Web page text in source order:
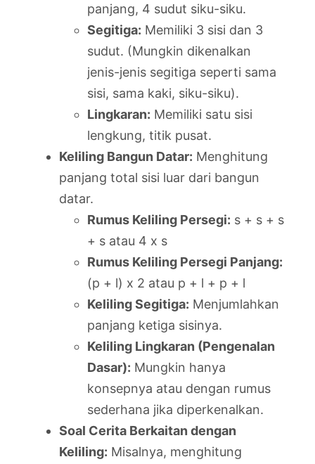
panjang, 4 sudut siku-siku.
Segitiga: Memiliki 3 sisi dan 3
sudut. (Mungkin dikenalkan
jenis-jenis segitiga seperti sama
sisi, sama kaki, siku-siku).
Lingkaran: Memiliki satu sisi
lengkung, titik pusat.
Keliling Bangun Datar: Menghitung
panjang total sisi luar dari bangun
datar.
Rumus Keliling Persegi: s + s + s
+ s atau 4 x s
Rumus Keliling Persegi Panjang:
(p + l) x 2 atau p + l + p + l
Keliling Segitiga: Menjumlahkan
panjang ketiga sisinya.
Keliling Lingkaran (Pengenalan
Dasar): Mungkin hanya
konsepnya atau dengan rumus
sederhana jika diperkenalkan.
Soal Cerita Berkaitan dengan
Keliling: Misalnya, menghitung